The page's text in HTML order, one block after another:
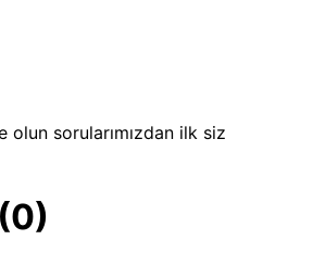
olun sorularımızdan ilk siz